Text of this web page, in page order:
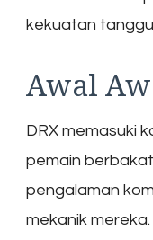
kekuatan
Awal
DRX memasuki
pemain
pengalaman
mekanik